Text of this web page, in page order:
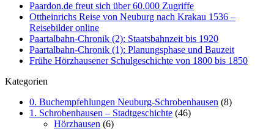
Paardon.de freut sich über 60.000 Zugriffe
Ottheinrichs Reise von Neuburg nach Krakau 1536 –
Reisebilder online
Paartalbahn-Chronik (2): Staatsbahnzeit bis 1920
Paartalbahn-Chronik (1): Planungsphase und Bauzeit
Frühe Hörzhausener Schulgeschichte von 1800 bis 1850
Kategorien
0. Buchempfehlungen Neuburg-Schrobenhausen (8)
1. Schrobenhausen – Stadtgeschichte (46)
Hörzhausen (6)